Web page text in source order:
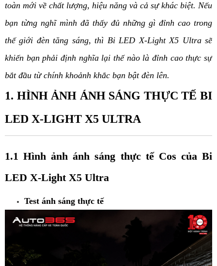
toàn mới về chất lượng, hiệu năng và cả sự khác biệt. Nếu
bạn từng nghĩ mình đã thấy đủ những gì đỉnh cao trong
thế giới đèn tăng sáng, thì Bi LED X-Light X5 Ultra sẽ
khiến bạn phải định nghĩa lại thế nào là đỉnh cao thực sự
bắt đầu từ chính khoảnh khắc bạn bật đèn lên.
1. HÌNH ẢNH ÁNH SÁNG THỰC TẾ BI
LED X-LIGHT X5 ULTRA
1.1 Hình ảnh ánh sáng thực tế Cos của Bi
LED X-Light X5 Ultra
Test ánh sáng thực tế